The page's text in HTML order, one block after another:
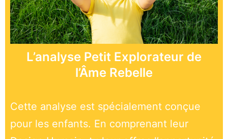
L’analyse Petit Explorateur de
l’Âme Rebelle
Cette analyse est spécialement conçue
pour les enfants. En comprenant leur